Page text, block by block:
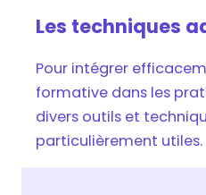
Les techniques
Pour intégrer
formative dans les
divers outils et
particulièrement utiles.